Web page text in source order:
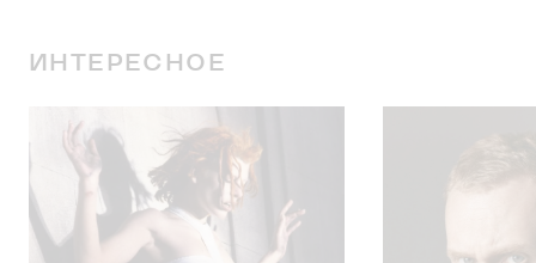
ИНТЕРЕСНОЕ